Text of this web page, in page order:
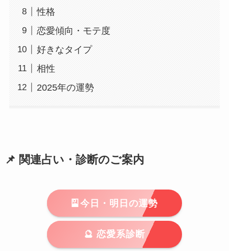
性格
恋愛傾向・モテ度
好きなタイプ
相性
2025年の運勢
📌 関連占い・診断のご案内
🎴今日・明日の運勢
🔮 恋愛系診断